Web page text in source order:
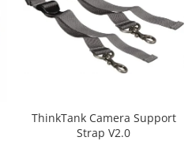
ThinkTank Camera Support
Strap V2.0